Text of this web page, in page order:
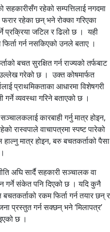
रहेको सम्पत्तिलाई नगदमा
रहेका छन् भने रोक्का गरिएका
प्रक्रिया जटिल र ढिलो छ । यही
गर्न नसकिएको उनले बताए ।
बचत सुरक्षित गर्न राज्यको तर्फबाट
उल्लेख गरेको छ । उक्त कोषमार्फत
प्राथमिकताका आधारमा विशेषगरी
व्यवस्था गरिने बताएको छ ।
कारबाही गर्नु मात्र होइन,
रास्वपाले वाचापत्रमा स्पष्ट पारेको
मात्र होइन, बरु बचतकर्ताको पैसा
अघि सार्दै सहकारी सञ्चालक वा
गर्ने संकेत पनि दिएको छ । यदि कुनै
रकम फिर्ता गर्न तयार छन् र
प्रस्तुत गर्न सक्छन् भने ‘मिलापत्र’
छ ।